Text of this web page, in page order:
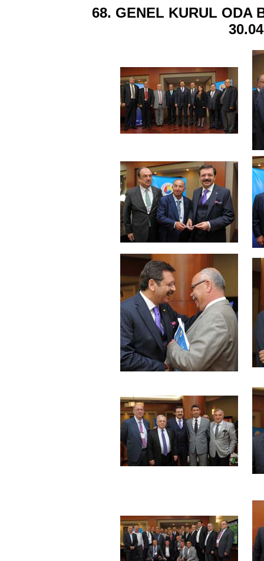
68. GENEL KURUL ODA